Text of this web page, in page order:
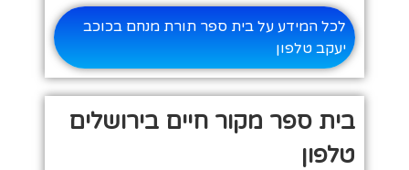
לכל המידע על בית ספר תורת מנחם בכוכב
יעקב טלפון
בית ספר מקור חיים בירושלים
טלפון